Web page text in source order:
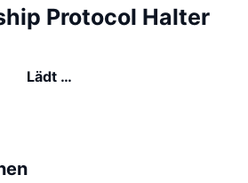
Protocol Halter
Lädt …